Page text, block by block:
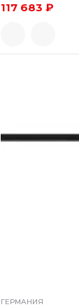
117 683 ₽
ГЕРМАНИЯ